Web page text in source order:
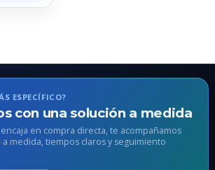
múltiples
opciones
se
pueden
elegir
en
la
ESPECÍFICO?
con una solución a medida
en compra directa, te acompañamos
medida, tiempos claros y seguimiento